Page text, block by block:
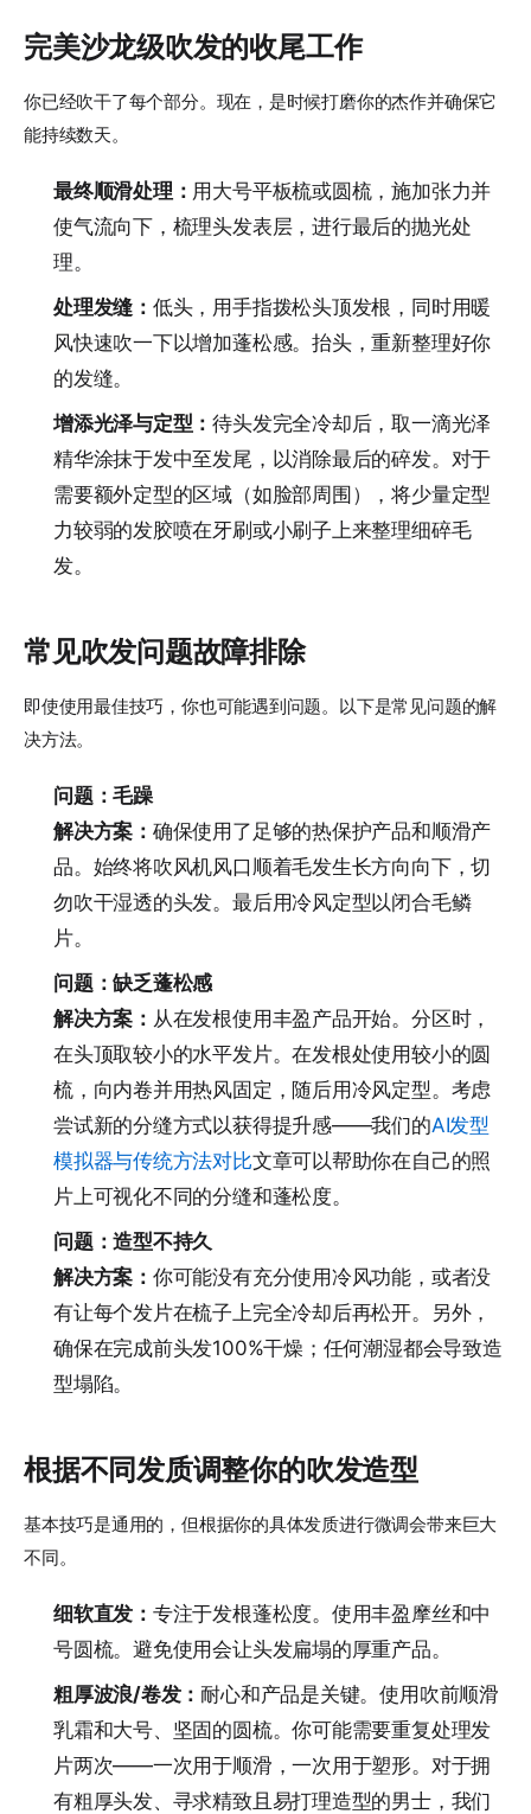
完美沙龙级吹发的收尾工作
你已经吹干了每个部分。现在，是时候打磨你的杰作并确保它
能持续数天。
最终顺滑处理： 用大号平板梳或圆梳，施加张力并
使气流向下，梳理头发表层，进行最后的抛光处
理。
处理发缝： 低头，用手指拨松头顶发根，同时用暖
风快速吹一下以增加蓬松感。抬头，重新整理好你
的发缝。
增添光泽与定型：待头发完全冷却后，取一滴光泽
精华涂抹于发中至发尾，以消除最后的碎发。对于
需要额外定型的区域（如脸部周围），将少量定型
力较弱的发胶喷在牙刷或小刷子上来整理细碎毛
发。
常见吹发问题故障排除
即使使用最佳技巧，你也可能遇到问题。以下是常见问题的解
决方法。
问题：毛躁
解决方案： 确保使用了足够的热保护产品和顺滑产
品。始终将吹风机风口顺着毛发生长方向向下，切
勿吹干湿透的头发。最后用冷风定型以闭合毛鳞
片。
问题：缺乏蓬松感
解决方案： 从在发根使用丰盈产品开始。分区时，
在头顶取较小的水平发片。在发根处使用较小的圆
梳，向内卷并用热风固定，随后用冷风定型。考虑
尝试新的分缝方式以获得提升感——我们的AI发型
模拟器与传统方法对比文章可以帮助你在自己的照
片上可视化不同的分缝和蓬松度。
问题：造型不持久
解决方案： 你可能没有充分使用冷风功能，或者没
有让每个发片在梳子上完全冷却后再松开。另外，
确保在完成前头发100%干燥；任何潮湿都会导致造
型塌陷。
根据不同发质调整你的吹发造型
基本技巧是通用的，但根据你的具体发质进行微调会带来巨大
不同。
细软直发： 专注于发根蓬松度。使用丰盈摩丝和中
号圆梳。避免使用会让头发扁塌的厚重产品。
粗厚波浪/卷发： 耐心和产品是关键。使用吹前顺滑
乳霜和大号、坚固的圆梳。你可能需要重复处理发
片两次——一次用于顺滑，一次用于塑形。对于拥
有粗厚头发、寻求精致且易打理造型的男士，我们